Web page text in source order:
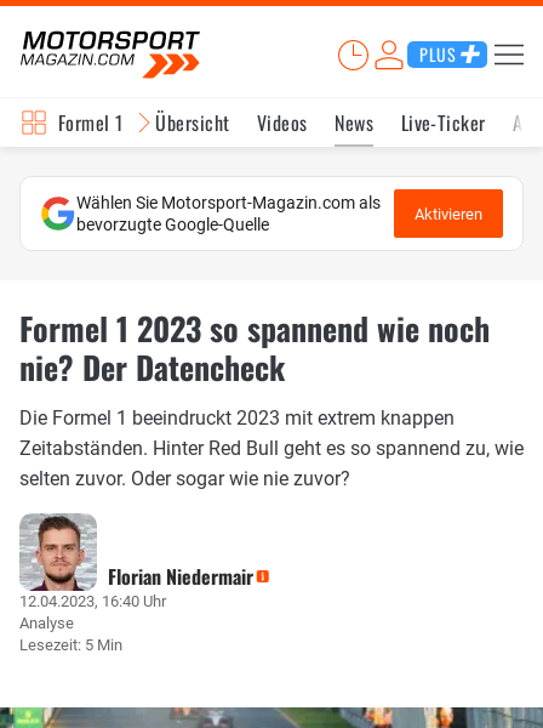
PLUS
Formel 1 Übersicht Videos News Live-Ticker
Wählen Sie Motorsport-Magazin.com als
bevorzugte Google-Quelle
Aktivieren
Formel 1 2023 so spannend wie noch
nie? Der Datencheck
Die Formel 1 beeindruckt 2023 mit extrem knappen
Zeitabständen. Hinter Red Bull geht es so spannend zu, wie
selten zuvor. Oder sogar wie nie zuvor?
Florian Niedermair
12.04.2023, 16:40 Uhr
Analyse
Lesezeit: 5 Min